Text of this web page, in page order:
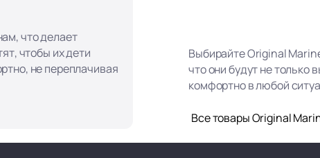
что делает
чтобы их дети
не переплачивая
Выбирайте Original
что они будут не только
комфортно в любой
Все товары Original